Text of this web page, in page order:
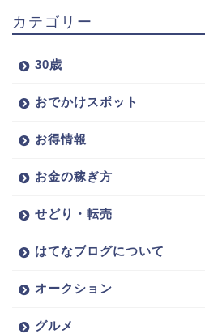
カテゴリー
30歳
おでかけスポット
お得情報
お金の稼ぎ方
せどり・転売
はてなブログについて
オークション
グルメ